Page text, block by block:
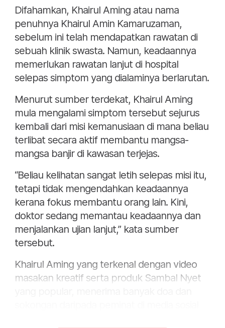
Difahamkan, Khairul Aming atau nama
penuhnya Khairul Amin Kamaruzaman,
sebelum ini telah mendapatkan rawatan di
sebuah klinik swasta. Namun, keadaannya
memerlukan rawatan lanjut di hospital
selepas simptom yang dialaminya berlarutan.
Menurut sumber terdekat, Khairul Aming
mula mengalami simptom tersebut sejurus
kembali dari misi kemanusiaan di mana beliau
terlibat secara aktif membantu mangsa-
mangsa banjir di kawasan terjejas.
“Beliau kelihatan sangat letih selepas misi itu,
tetapi tidak mengendahkan keadaannya
kerana fokus membantu orang lain. Kini,
doktor sedang memantau keadaannya dan
menjalankan ujian lanjut,” kata sumber
tersebut.
Khairul Aming yang terkenal dengan video
masakan kreatif serta produk Sambal Nyet